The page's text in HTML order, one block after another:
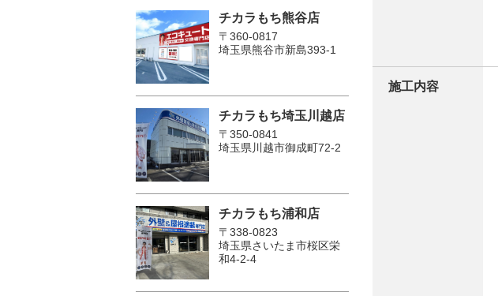
施工内容
チカラもち熊谷店
〒360-0817
埼玉県熊谷市新島393-1
チカラもち埼玉川越店
〒350-0841
埼玉県川越市御成町72-2
チカラもち浦和店
〒338-0823
埼玉県さいたま市桜区栄
和4-2-4